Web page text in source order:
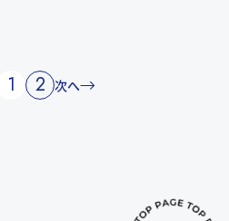
1 2 次へ